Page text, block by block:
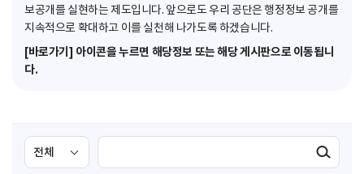
보공개를 실현하는 제도입니다. 앞으로도 우리 공단은 행정정보 공개를
지속적으로 확대하고 이를 실천해 나가도록 하겠습니다.
[바로가기] 아이콘을 누르면 해당정보 또는 해당 게시판으로 이동됩니
다.
검
색
색
검색실행